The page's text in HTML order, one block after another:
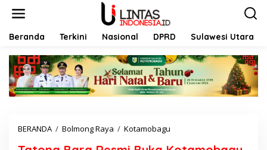
Beranda Terkini Nasional DPRD Sulawesi Utara
BERANDA / Bolmong Raya / Kotamobagu